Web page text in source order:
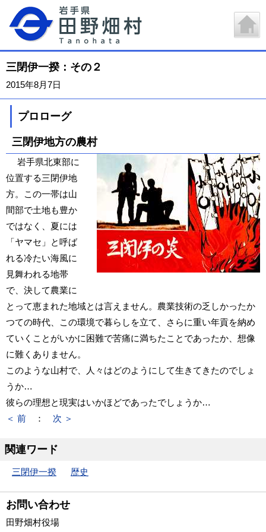
三閉伊一揆：その２
2015年8月7日
プロローグ
三閉伊地方の農村
岩手県北東部に
位置する三閉伊地
方。この一帯は山
間部で土地も豊か
ではなく、夏には
「ヤマセ」と呼ば
れる冷たい海風に
見舞われる地帯
で、決して農業に
とって恵まれた地域とは言えません。農業技術の乏しかったか
つての時代、この環境で暮らしを立て、さらに重い年貢を納め
ていくことがいかに困難で苦痛に満ちたことであったか、想像
に難くありません。
このような山村で、人々はどのようにして生きてきたのでしょ
うか…
彼らの理想と現実はいかほどであったでしょうか…
＜ 前 ： 次 ＞
関連ワード
三閉伊一揆 歴史
お問い合わせ
田野畑村役場